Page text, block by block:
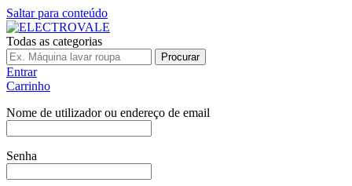
Saltar para conteúdo
Todas as categorias
Procurar
Entrar
Carrinho
Nome de utilizador ou endereço de email
Senha